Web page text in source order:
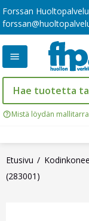
Forssan
Mistä löydän
Etusivu
(283001)